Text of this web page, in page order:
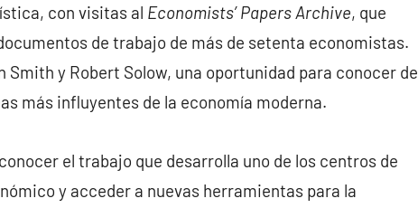
con visitas al Economists’ Papers Archive, que
de trabajo de más de setenta economistas.
y Robert Solow, una oportunidad para conocer de
más influyentes de la economía moderna.
el trabajo que desarrolla uno de los centros de
y acceder a nuevas herramientas para la